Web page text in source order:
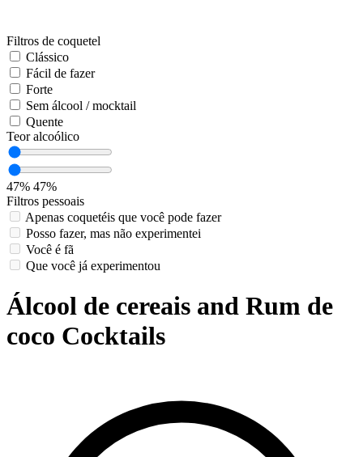
Filtros de coquetel
Clássico
Fácil de fazer
Forte
Sem álcool / mocktail
Quente
Teor alcoólico
47% 47%
Filtros pessoais
Apenas coquetéis que você pode fazer
Posso fazer, mas não experimentei
Você é fã
Que você já experimentou
Álcool de cereais and Rum de
coco Cocktails